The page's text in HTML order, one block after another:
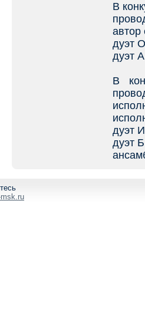
В
автор
дуэт
дуэт
В
дуэт
дуэт